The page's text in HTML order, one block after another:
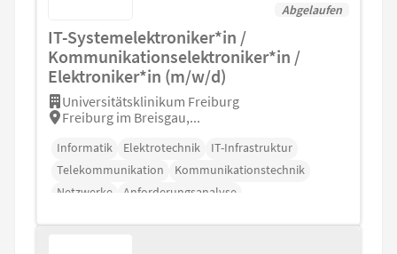
Abgelaufen
IT-Systemelektroniker*in /
Kommunikationselektroniker*in /
Elektroniker*in (m/w/d)
Universitätsklinikum Freiburg
Freiburg im Breisgau,...
Informatik Elektrotechnik
IT-Infrastruktur
Telekommunikation
Kommunikationstechnik
Netzwerke
Anforderungsanalyse